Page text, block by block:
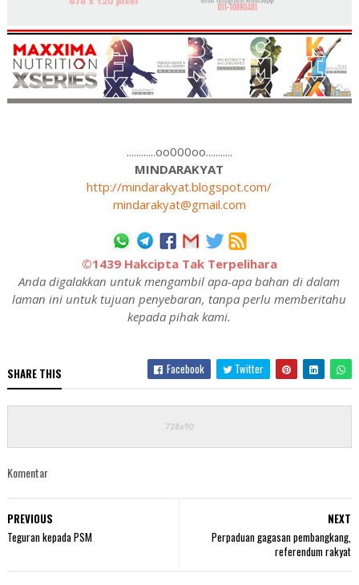
............oo000oo...........
MINDARAKYAT
http://mindarakyat.blogspot.com/
mindarakyat@gmail.com
©1439 Hakcipta Tak Terpelihara
Anda digalakkan untuk mengambil apa-apa bahan di dalam
laman ini untuk tujuan penyebaran, tanpa perlu memberitahu
kepada pihak kami.
SHARE THIS Facebook Twitter
Komentar
NEXT
Perpaduan gagasan pembangkang,
referendum rakyat
PREVIOUS
Teguran kepada PSM